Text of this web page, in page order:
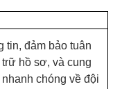
tin, đảm bảo tuân
hồ sơ, và cung
chóng về đội